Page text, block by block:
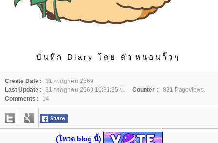
บั น ทึ ก D i a r y โ ด ย ตั ว ห น อ น กิ๊ ว ๆ
Create Date : 31 กรกฎาคม 2569
Last Update : 31 กรกฎาคม 2569 10:31:35 น. Counter :
831 Pageviews.
Comments :
14
(โหวต blog นี้)